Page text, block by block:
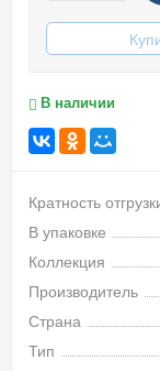
В наличии
Кратность
В упаковке
Коллекция
Производитель
Страна
Тип